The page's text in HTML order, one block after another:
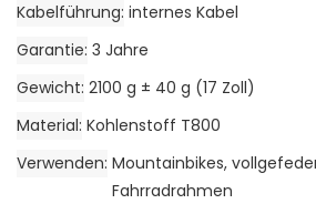
Kabelführung internes Kabel
Garantie 3 Jahre
Gewicht 2100 g ± 40 g (17 Zoll)
Material Kohlenstoff T800
Verwenden Mountainbikes,
Fahrradrahmen